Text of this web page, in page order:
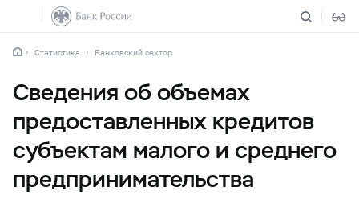
Статистика Банковский сектор
Сведения об объемах
предоставленных кредитов
субъектам малого и среднего
предпринимательства